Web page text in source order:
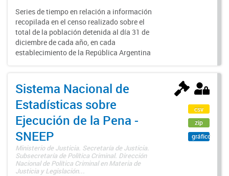
Series de tiempo en relación a información
recopilada en el censo realizado sobre el
total de la población detenida al día 31 de
diciembre de cada año, en cada
establecimiento de la República Argentina
Sistema Nacional de
Estadísticas sobre
Ejecución de la Pena -
SNEEP
Ministerio de Justicia. Secretaría de Justicia.
Subsecretaría de Política Criminal. Dirección
Nacional de Política Criminal en Materia de
Justicia y Legislación...
csv
zip
gráfico